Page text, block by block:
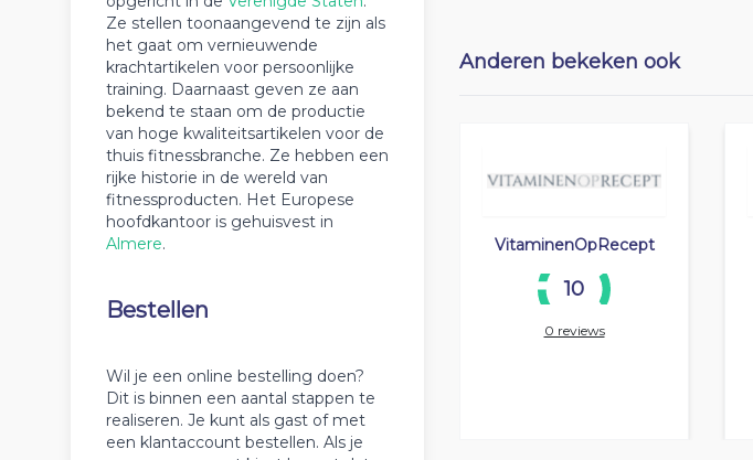
Ze stellen toonaangevend te zijn als
het gaat om vernieuwende
krachtartikelen voor persoonlijke
training. Daarnaast geven ze aan
bekend te staan om de productie
van hoge kwaliteitsartikelen voor de
thuis fitnessbranche. Ze hebben een
rijke historie in de wereld van
fitnessproducten. Het Europese
hoofdkantoor is gehuisvest in
Almere.
Bestellen
Wil je een online bestelling doen?
Dit is binnen een aantal stappen te
realiseren. Je kunt als gast of met
een klantaccount bestellen. Als je
Anderen bekeken ook
VitaminenOpRecept
10
0 reviews